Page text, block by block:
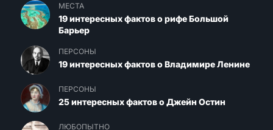
МЕСТА
19 интересных фактов о рифе Большой
Барьер
ПЕРСОНЫ
19 интересных фактов о Владимире Ленине
ПЕРСОНЫ
25 интересных фактов о Джейн Остин
ЛЮБОПЫТНО